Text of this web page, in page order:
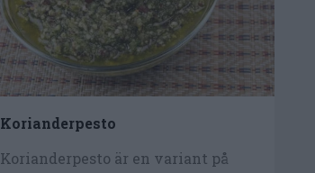
Korianderpesto
Korianderpesto är en variant på